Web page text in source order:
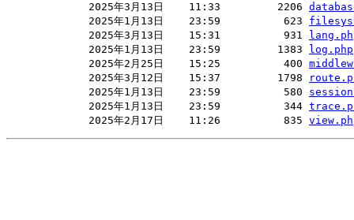
             2025年3月13日    11:33         2206
             2025年1月13日    23:59          623
             2025年3月13日    15:31          931
             2025年1月13日    23:59         1383
log.php
             2025年2月25日    15:25          400
             2025年3月12日    15:37         1798
             2025年1月13日    23:59          580
             2025年1月13日    23:59          344
             2025年2月17日    11:26          835